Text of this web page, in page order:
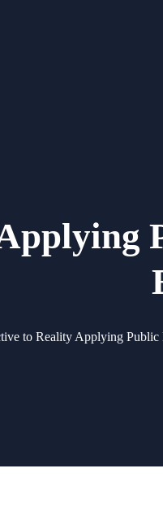
to Reality Applying